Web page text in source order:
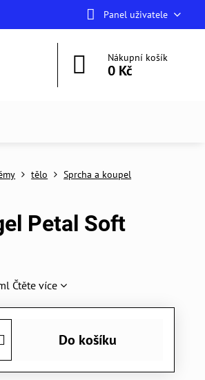
Panel uživatele
Nákupní košík
0 Kč
tělo
Sprcha a koupel
Petal Soft
Čtěte více
Do košíku